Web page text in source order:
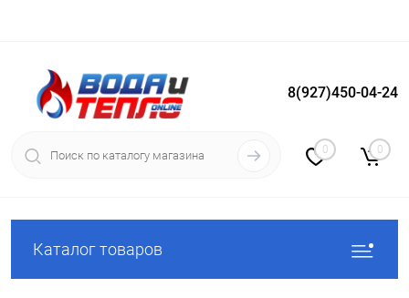
Вход Регистрация
8(927)450-04-24
0 0
Каталог товаров